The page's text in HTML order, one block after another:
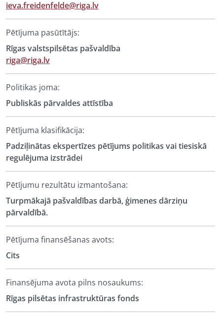
ieva.freidenfelde@riga.lv
Pētījuma pasūtītājs:
Rīgas valstspilsētas pašvaldība
riga@riga.lv
Politikas joma:
Publiskās pārvaldes attīstība
Pētījuma klasifikācija:
Padziļinātas ekspertīzes pētījums politikas vai tiesiskā
regulējuma izstrādei
Pētījumu rezultātu izmantošana:
Turpmākajā pašvaldības darbā, ģimenes dārziņu
pārvaldībā.
Pētījuma finansēšanas avots:
Cits
Finansējuma avota pilns nosaukums:
Rīgas pilsētas infrastruktūras fonds